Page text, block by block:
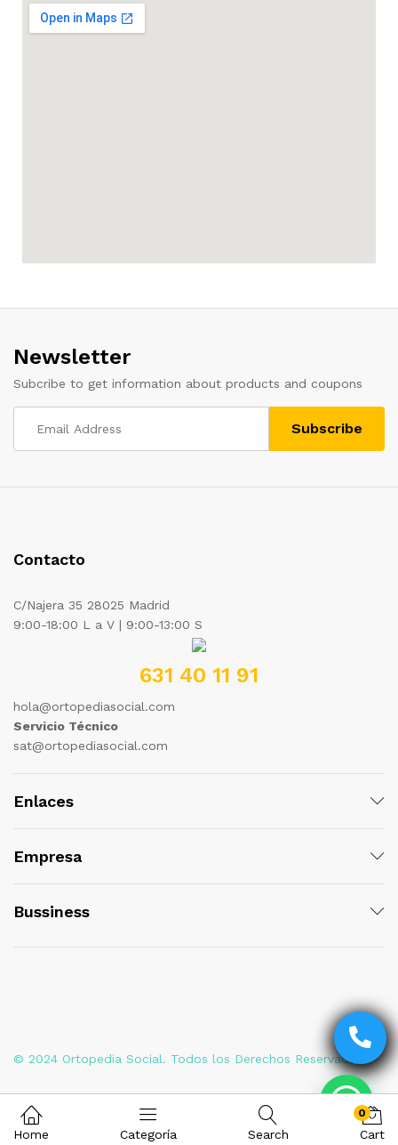
Newsletter
Subcribe to get information about products and coupons
Contacto
C/Najera 35 28025 Madrid
9:00-18:00 L a V | 9:00-13:00 S
631 40 11 91
hola@ortopediasocial.com
Servicio Técnico
sat@ortopediasocial.com
Enlaces
Empresa
Bussiness
© 2024 Ortopedia Social. Todos los Derechos Reservados
Home Categoría Search
0
Cart